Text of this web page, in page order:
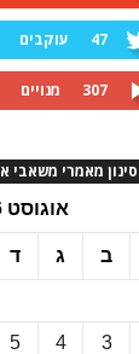
47 עוקבים
307 מנויים
סינון מאמרי משאבי
אוגוסט 2026
ב ג ד
3
4
5